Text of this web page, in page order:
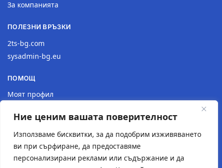
Ние ценим вашата поверителност
Използваме бисквитки, за да подобрим изживяването
ви при сърфиране, да предоставяме
персонализирани реклами или съдържание и да
За компанията
ПОЛЕЗНИ ВРЪЗКИ
2ts-bg.com
sysadmin-bg.eu
ПОМОЩ
Моят профил
Връщане на продукт
Политика за поверителност